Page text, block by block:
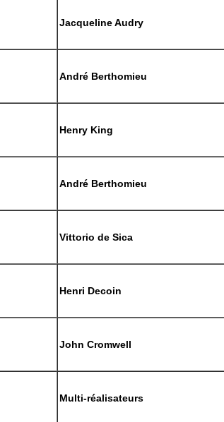
Jacqueline Audry
André Berthomieu
Henry King
André Berthomieu
Vittorio de Sica
Henri Decoin
John Cromwell
Multi-réalisateurs